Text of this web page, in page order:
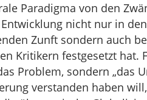
Paradigma von den
nicht nur in
Zunft sondern auch
Kritikern festgesetzt hat.
Problem, sondern „das
verstanden haben